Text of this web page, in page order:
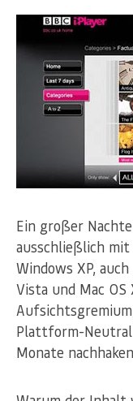
Ein großer
ausschließlich mit
Windows XP,
Vista und Mac OS
Plattform-
Monate